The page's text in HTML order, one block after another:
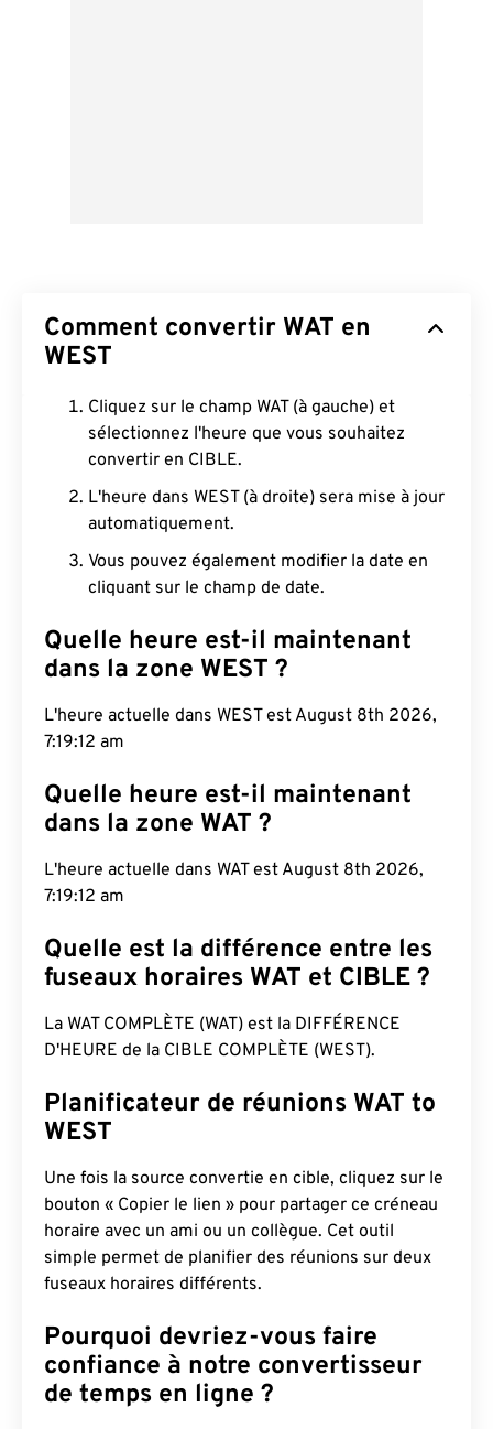
Comment convertir WAT en
WEST
Cliquez sur le champ WAT (à gauche) et
sélectionnez l'heure que vous souhaitez
convertir en CIBLE.
L'heure dans WEST (à droite) sera mise à jour
automatiquement.
Vous pouvez également modifier la date en
cliquant sur le champ de date.
Quelle heure est-il maintenant
dans la zone WEST ?
L'heure actuelle dans WEST est August 8th 2026,
7:19:13 am
Quelle heure est-il maintenant
dans la zone WAT ?
L'heure actuelle dans WAT est August 8th 2026,
7:19:13 am
Quelle est la différence entre les
fuseaux horaires WAT et CIBLE ?
La WAT COMPLÈTE (WAT) est la DIFFÉRENCE
D'HEURE de la CIBLE COMPLÈTE (WEST).
Planificateur de réunions WAT to
WEST
Une fois la source convertie en cible, cliquez sur le
bouton « Copier le lien » pour partager ce créneau
horaire avec un ami ou un collègue. Cet outil
simple permet de planifier des réunions sur deux
fuseaux horaires différents.
Pourquoi devriez-vous faire
confiance à notre convertisseur
de temps en ligne ?